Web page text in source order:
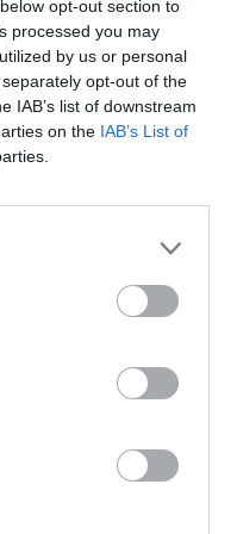
opt-out section to
processed you may
by us or personal
opt-out of the
IAB’s list of downstream
on the IAB’s List of